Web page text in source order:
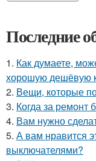
Последние
1. Как думаете,
хорошую дешёвую
2. Вещи, которые
3. Когда за ремонт
4. Вам нужно
5. А вам нравится
выключателями?